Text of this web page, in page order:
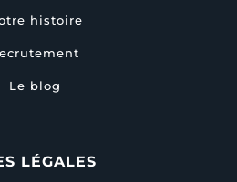
histoire
Le blog
LÉGALES